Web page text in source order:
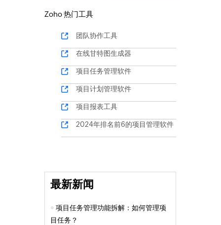
Zoho 热门工具
团队协作工具
在线甘特图生成器
项目任务管理软件
项目计划管理软件
项目报表工具
2024年排名前6的项目管理软件
最新新闻
项目任务管理功能拆解：如何管理项
目任务？